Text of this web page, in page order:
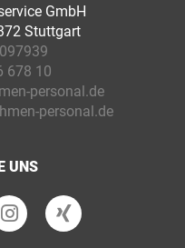
GmbH
Stuttgart
678 10
personal.de
personal.de
UNS